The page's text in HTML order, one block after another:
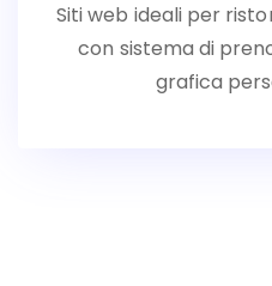
Siti web ideali per
con sistema di
grafica